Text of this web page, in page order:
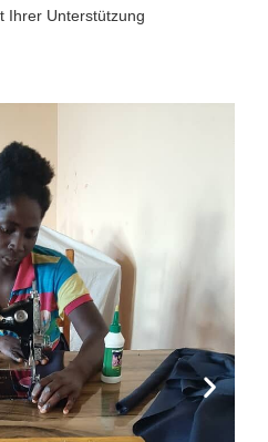
Ihrer Unterstützung